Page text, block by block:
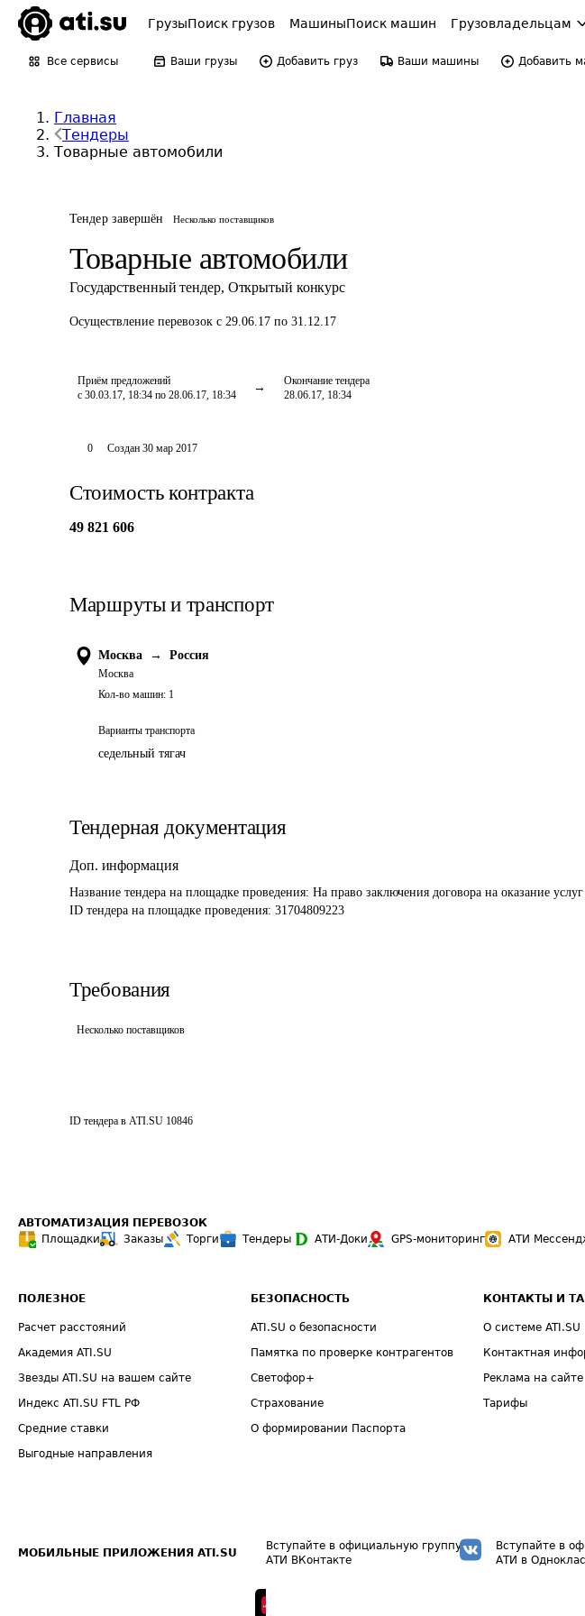
ГрузыПоиск грузов МашиныПоиск машин Грузовладельцам
Все сервисы Ваши грузы Добавить груз Ваши машины Добавить
Главная
Тендеры
Товарные автомобили
Тендер завершён Несколько поставщиков
Товарные автомобили
Государственный тендер, Открытый конкурс
Осуществление перевозок с 29.06.17 по 31.12.17
Приём предложений
с 30.03.17, 18:34 по 28.06.17, 18:34
Окончание тендера
28.06.17, 18:34
0 Создан 30 мар 2017
Стоимость контракта
49 821 606
Маршруты и транспорт
Москва →
Москва
Россия
Кол-во машин: 1
Варианты транспорта
седельный тягач
Тендерная документация
Доп. информация
Название тендера на площадке проведения: На право заключения договора на оказание
ID тендера на площадке проведения: 31704809223
Требования
Несколько поставщиков
ID тендера в ATI.SU 10846
АВТОМАТИЗАЦИЯ ПЕРЕВОЗОК
Площадки
Заказы Торги Тендеры АТИ-Доки GPS-мониторинг АТИ
ПОЛЕЗНОЕ
Расчет расстояний
Академия ATI.SU
Звезды ATI.SU на вашем сайте
Индекс ATI.SU FTL РФ
Средние ставки
Выгодные направления
БЕЗОПАСНОСТЬ
ATI.SU о безопасности
Памятка по проверке контрагентов
Светофор+
Страхование
О формировании Паспорта
КОНТАКТЫ И
О системе ATI.SU
Контактная
Реклама на сайте
Тарифы
МОБИЛЬНЫЕ ПРИЛОЖЕНИЯ ATI.SU
Вступайте в официальную группу
АТИ ВКонтакте
Вступайте в
АТИ в